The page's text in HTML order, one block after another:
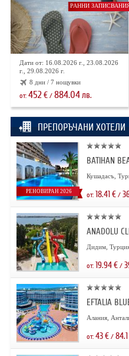
РАННИ
Дати от: 16.08.2026 г., 23.08.2026
г., 29.08.2026 г.
8 дни / 7 нощувки
от: 452€/ 884.04лв.
ПРЕПОРЪЧАНИ ХОТЕЛИ
РЕНОВИРАН 2026
BATIHAN
Кушадасъ,
от: 18.41€/
ANADOLU
Дидим,
от: 19.94€/
EFTALIA
Алания,
от: 43€/ 84.1